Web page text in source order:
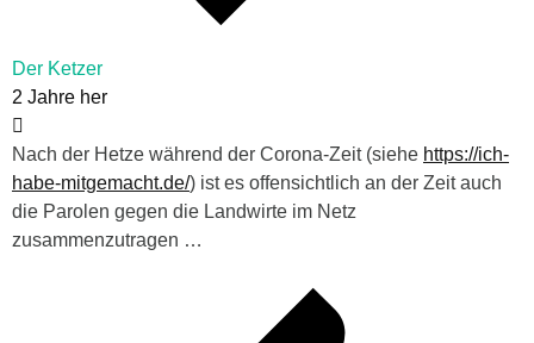
Der Ketzer
2 Jahre her
Nach der Hetze während der Corona-Zeit (siehe https://ich-
habe-mitgemacht.de/) ist es offensichtlich an der Zeit auch
die Parolen gegen die Landwirte im Netz
zusammenzutragen …